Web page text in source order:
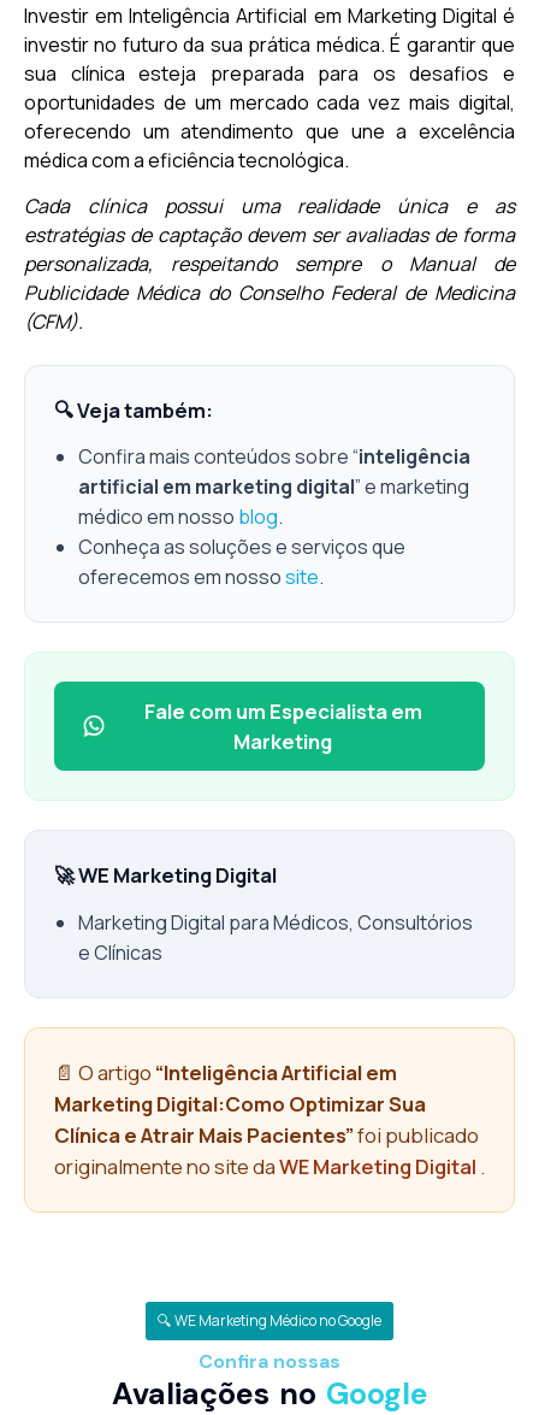
Investir em Inteligência Artificial em Marketing Digital é
investir no futuro da sua prática médica. É garantir que
sua clínica esteja preparada para os desafios e
oportunidades de um mercado cada vez mais digital,
oferecendo um atendimento que une a excelência
médica com a eficiência tecnológica.
Cada clínica possui uma realidade única e as
estratégias de captação devem ser avaliadas de forma
personalizada, respeitando sempre o Manual de
Publicidade Médica do Conselho Federal de Medicina
(CFM).
🔍 Veja também:
Confira mais conteúdos sobre “inteligência
artificial em marketing digital” e marketing
médico em nosso blog.
Conheça as soluções e serviços que
oferecemos em nossosite.
Fale com um Especialista em
Marketing
🚀 WE Marketing Digital
Marketing Digital para Médicos, Consultórios
e Clínicas
📄 O artigo “Inteligência Artificial em
Marketing Digital:Como Optimizar Sua
Clínica e Atrair Mais Pacientes”foi publicado
originalmente no site daWE Marketing Digital .
🔍 WE Marketing Médico no Google
Confira nossas
Avaliações no Google